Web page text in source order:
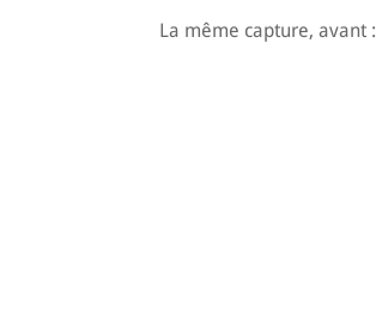
La même capture, avant :